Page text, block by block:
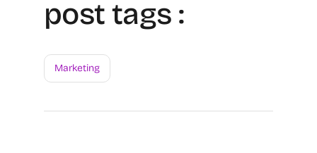
post tags :
Marketing